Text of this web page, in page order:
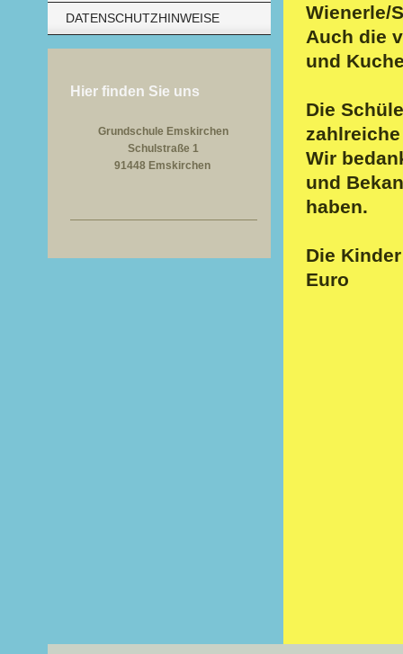
Wienerle/
Auch die
und
Die
Wir
und
haben.
Die
Euro
DATENSCHUTZHINWEISE
Hier finden Sie uns
Grundschule Emskirchen
Schulstraße 1
91448 Emskirchen